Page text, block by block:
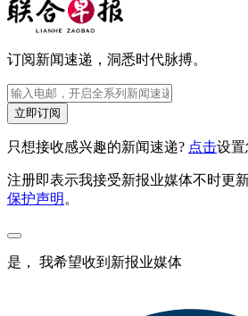
订阅新闻速递，洞悉时代脉搏。
立即订阅
只想接收感兴趣的新闻速递? 点击设置
注册即表示我接受新报业媒体不时更
保护声明 。
是， 我希望收到新报业媒体